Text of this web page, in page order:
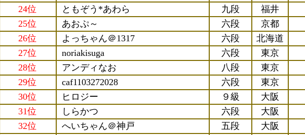
24位
ともぞう*あわら 九段 福井
25位
あおぷ～ 六段 京都
26位
よっちゃん＠1317 六段 北海道
27位
noriakisuga 六段 東京
28位
アンディなお 八段 東京
29位
caf1103272028 六段 東京
30位
ヒロジー ９級 大阪
31位
しらかつ 六段 大阪
32位
へいちゃん＠神戸 五段 大阪